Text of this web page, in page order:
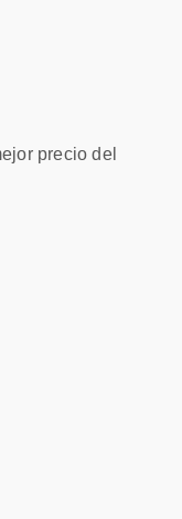
precio del